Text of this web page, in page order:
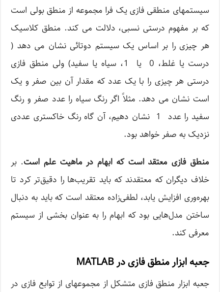
سیستمهای منطقی فازی یک فرا مجموعه از منطق بولی است
که بر مفهوم درستی نسبی، دلالت می کند. منطق کلاسیک
هر چیزی را بر اساس یک سیستم دوتائی نشان می دهد (
درست یا غلط، 0 یا 1، سیاه یا سفید) ولی منطق فازی
درستی هر چیزی را با یک عدد که مقدار آن بین صفر و یک
است نشان می دهد. مثلاً اگر رنگ سیاه را عدد صفر و رنگ
سفید را عدد 1 نشان دهیم، آن گاه رنگ خاکستری عددی
نزدیک به صفر خواهد بود.
منطق فازی معتقد است که ابهام در ماهیت علم است. بر
خلاف دیگران که معتقدند که باید تقریب‌ها را دقیق‌تر کرد تا
بهره‌وری افزایش یابد، لطفی‌زاده معتقد است که باید به دنبال
ساختن مدل‌هایی بود که ابهام را به عنوان بخشی از سیستم
معرفی کند.
جعبه ابزار منطق فازی در MATLAB
جعبه ابزار منطق فازی متشکل از مجموعه­ای از توابع فازی در